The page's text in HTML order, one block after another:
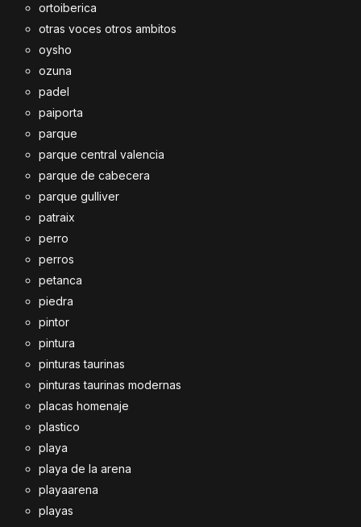
ortoiberica
otras voces otros ambitos
oysho
ozuna
padel
paiporta
parque
parque central valencia
parque de cabecera
parque gulliver
patraix
perro
perros
petanca
piedra
pintor
pintura
pinturas taurinas
pinturas taurinas modernas
placas homenaje
plastico
playa
playa de la arena
playaarena
playas